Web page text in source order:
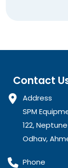
Contact
Address
SPM
122,
Odhav,
Phone